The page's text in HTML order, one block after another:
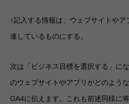
↑記入する情報は、ウェブサイトや
連しているものにする。
次は「ビジネス目標を選択する」に
のウェブサイトやアプリがどのよう
GA4に伝えます。これも前述同様に